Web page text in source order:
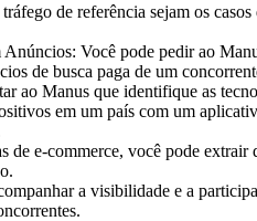
de referência sejam os
Anúncios: Você pode pedir ao
de busca paga de um
ao Manus que identifique as
em um país com um
de e-commerce, você pode
a visibilidade e a